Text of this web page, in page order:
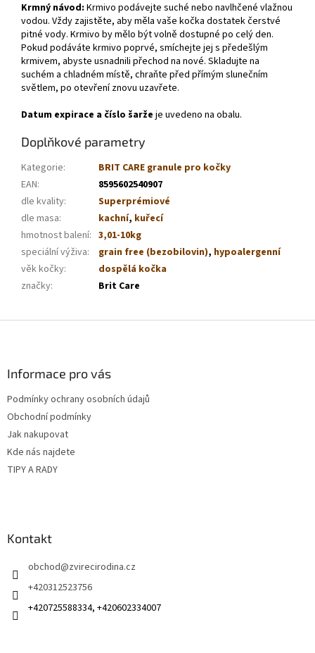
Krmný návod: Krmivo podávejte suché nebo navlhčené vlažnou
vodou. Vždy zajistěte, aby měla vaše kočka dostatek čerstvé
pitné vody. Krmivo by mělo být volně dostupné po celý den.
Pokud podáváte krmivo poprvé, smíchejte jej s předešlým
krmivem, abyste usnadnili přechod na nové. Skladujte na
suchém a chladném místě, chraňte před přímým slunečním
světlem, po otevření znovu uzavřete.
Datum expirace a číslo šarže je uvedeno na obalu.
Doplňkové parametry
Kategorie:
BRIT CARE granule pro kočky
EAN:
8595602540907
dle kvality:
Superprémiové
dle masa: kachní, kuřecí
hmotnost balení: 3,01-10kg
speciální výživa: grain free (bezobilovin), hypoalergenní
věk kočky:
dospělá kočka
značky: Brit Care
Informace pro vás
Podmínky ochrany osobních údajů
Obchodní podmínky
Jak nakupovat
Kde nás najdete
TIPY A RADY
Kontakt
obchod@zvirecirodina.cz
+420312523756
+420725588334, +420602334007